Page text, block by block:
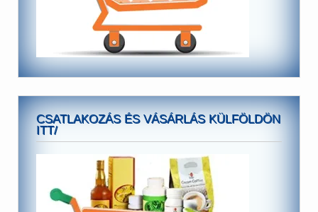
CSATLAKOZÁS ÉS VÁSÁRLÁS KÜLFÖLDÖN
ITT/